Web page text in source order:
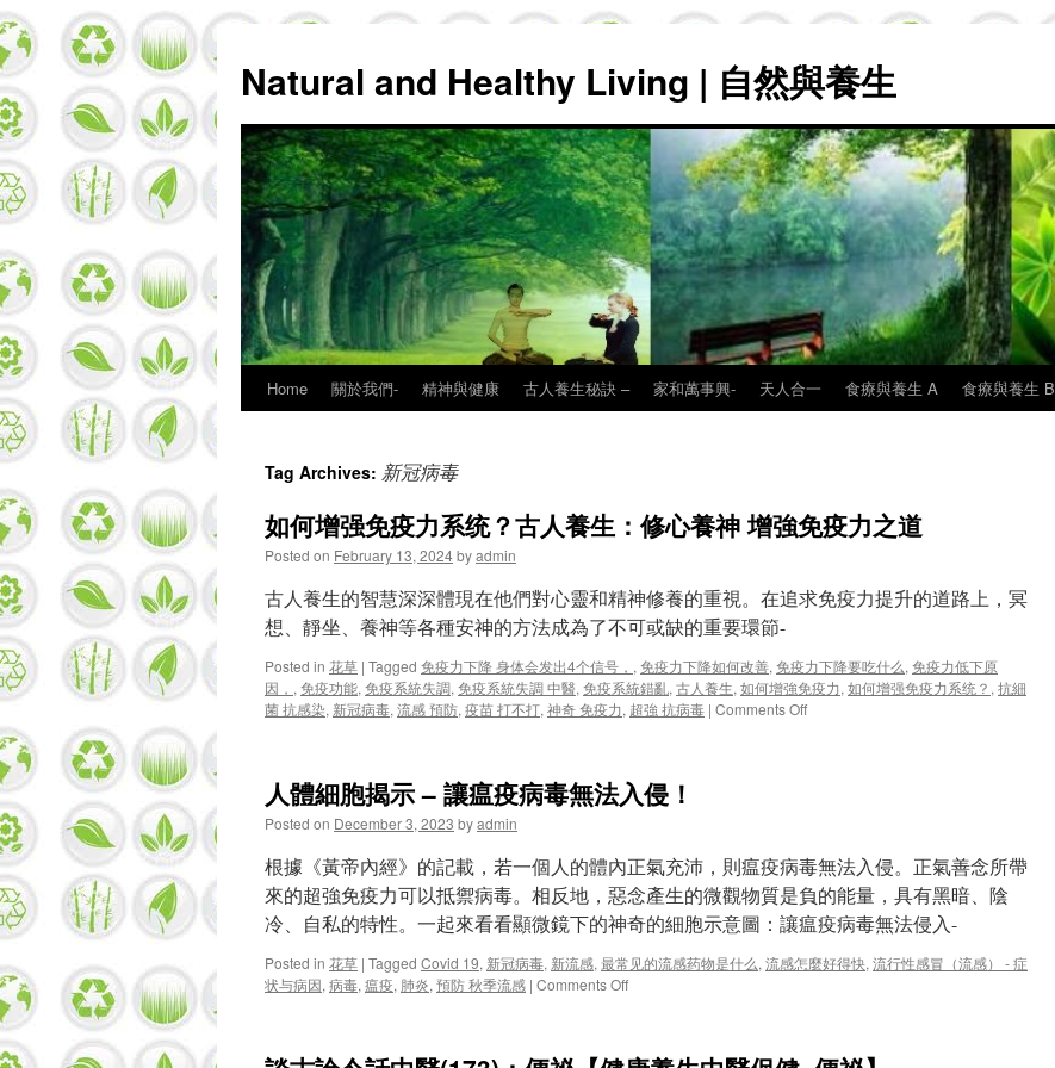
Natural and Healthy Living | 自然與養生
Skip
content
Home 關於我們- 精神與健康 古人養生秘訣 – 家和萬事興- 天人合一 食療與養生 A 食療與養生 B
Tag Archives: 新冠病毒
如何增强免疫力系统？古人養生：修心養神 增強免疫力之道
Posted on February 13, 2024byadmin
古人養生的智慧深深體現在他們對心靈和精神修養的重視。在追求免疫力提升的道路上，冥
想、靜坐、養神等各種安神的方法成為了不可或缺的重要環節-
Posted in 花草 | Tagged 免疫力下降 身体会发出4个信号， , 免疫力下降如何改善, 免疫力下降要吃什么, 免疫力低下原
因， , 免疫功能, 免疫系統失調, 免疫系統失調 中醫, 免疫系統錯亂, 古人養生, 如何增強免疫力, 如何增强免疫力系统？ , 抗細
菌 抗感染, 新冠病毒, 流感 預防, 疫苗 打不打, 神奇 免疫力, 超強 抗病毒 | Comments Offon
力
系
统？
古
養
人體細胞揭示 – 讓瘟疫病毒無法入侵！
Posted on December 3, 2023 byadmin
根據《黃帝內經》的記載，若一個人的體內正氣充沛，則瘟疫病毒無法入侵。正氣善念所帶
來的超強免疫力可以抵禦病毒。相反地，惡念產生的微觀物質是負的能量，具有黑暗、陰
冷、自私的特性。一起來看看顯微鏡下的神奇的細胞示意圖：讓瘟疫病毒無法侵入-
Posted in 花草 | Tagged Covid 19, 新冠病毒, 新流感, 最常见的流感药物是什么, 流感怎麼好得快, 流行性感冒（流感） - 症
状与病因, 病毒, 瘟疫, 肺炎, 預防 秋季流感 | Comments Offon